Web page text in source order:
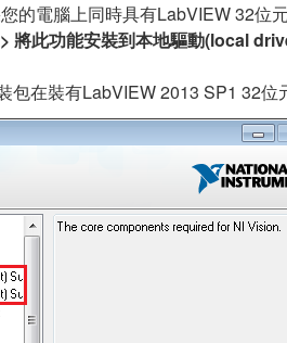
的電腦上同時具有LabVIEW 32位
將此功能安裝到本地驅動(local
在裝有LabVIEW 2013 SP1 32位